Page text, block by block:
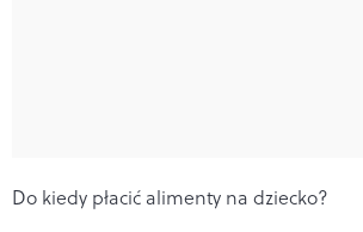
Do kiedy płacić alimenty na dziecko?